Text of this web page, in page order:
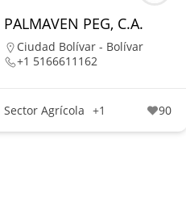
PALMAVEN PEG, C.A.
Ciudad Bolívar - Bolívar
+1 5166611162
Sector Agrícola +1 90